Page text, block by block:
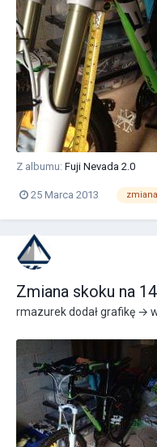
Z albumu: Fuji Nevada 2.0
25 Marca 2013 zmiana
Zmiana skoku na
rmazurekdodał grafikę →